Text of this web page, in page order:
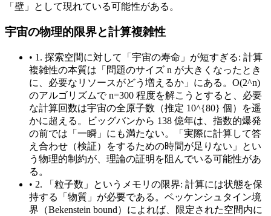
「壁」として現れている可能性がある。
宇宙の物理的限界と計算複雑性
• 1. 探索空間に対して「宇宙の寿命」が短すぎる: 計算
複雑性の本質は「問題のサイズ n が大きくなったとき
に、必要なリソースがどう増えるか」にある。O(2^n)
のアルゴリズムで n=300 程度を解こうとすると、必要
な計算回数は宇宙の全原子数（推定 10^{80} 個）を遥
かに超える。ビッグバンから 138 億年は、指数的爆発
の前では「一瞬」にも満たない。「実際に計算して答
え合わせ（検証）をするための時間が足りない」とい
う物理的制約が、理論の証明を阻んでいる可能性があ
る。
• 2. 「粒子数」というメモリの限界: 計算には状態を保
持する「物質」が必要である。ベッケンシュタイン境
界（Bekenstein bound）によれば、限定された空間内に